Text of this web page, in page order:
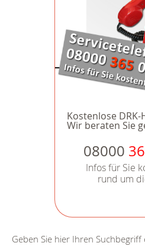
Kostenlose
Wir beraten Sie
08000
Infos für Sie
rund um
Geben Sie hier Ihren Suchbegriff